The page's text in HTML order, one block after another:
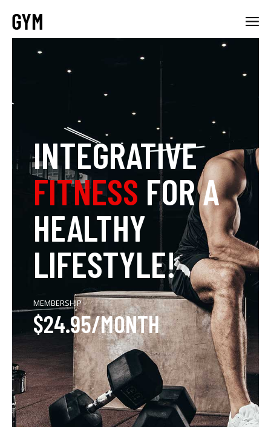
INTEGRATIVE
FITNESS FOR A
HEALTHY
LIFESTYLE!
MEMBERSHIP
$24.95/MONTH